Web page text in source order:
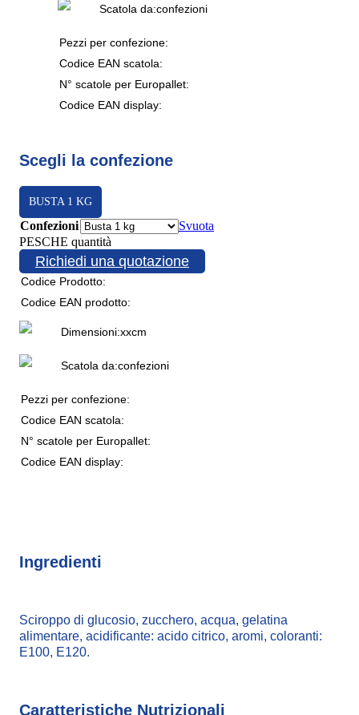
Scatola da:confezioni
Pezzi per confezione:
Codice EAN scatola:
N° scatole per Europallet:
Codice EAN display:
Scegli la confezione
BUSTA 1 KG
Confezioni
Svuota
PESCHE quantità
Richiedi una quotazione
Codice Prodotto:
Codice EAN prodotto:
Dimensioni:xxcm
Scatola da:confezioni
Pezzi per confezione:
Codice EAN scatola:
N° scatole per Europallet:
Codice EAN display:
Ingredienti
Sciroppo di glucosio, zucchero, acqua, gelatina
alimentare, acidificante: acido citrico, aromi, coloranti:
E100, E120.
Caratteristiche Nutrizionali